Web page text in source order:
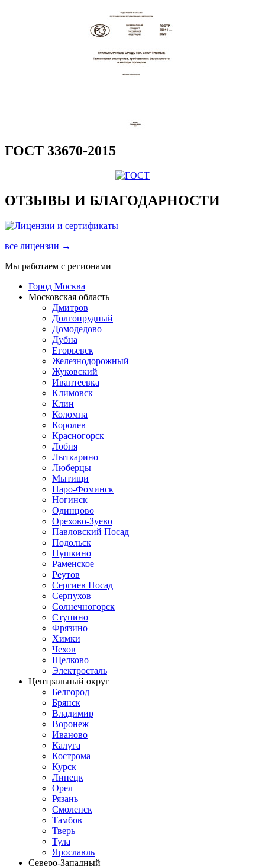
ГОСТ 33670-2015
ОТЗЫВЫ И БЛАГОДАРНОСТИ
все лицензии →
Мы работаем с регионами
Город Москва
Московская область
Дмитров
Долгопрудный
Домодедово
Дубна
Егорьевск
Железнодорожный
Жуковский
Ивантеевка
Климовск
Клин
Коломна
Королев
Красногорск
Лобня
Лыткарино
Люберцы
Мытищи
Наро-Фоминск
Ногинск
Одинцово
Орехово-Зуево
Павловский Посад
Подольск
Пушкино
Раменское
Реутов
Сергиев Посад
Серпухов
Солнечногорск
Ступино
Фрязино
Химки
Чехов
Щелково
Электросталь
Центральный округ
Белгород
Брянск
Владимир
Воронеж
Иваново
Калуга
Кострома
Курск
Липецк
Орел
Рязань
Смоленск
Тамбов
Тверь
Тула
Ярославль
Северо-Западный